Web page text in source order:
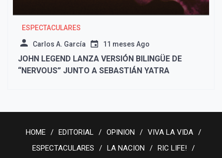
ESPECTACULARES
Carlos A. García 11 meses Ago
JOHN LEGEND LANZA VERSIÓN BILINGÜE DE
“NERVOUS” JUNTO A SEBASTIÁN YATRA
HOME EDITORIAL OPINION
VIVA LA VIDA
ESPECTACULARES
LA NACION RIC LIFE!